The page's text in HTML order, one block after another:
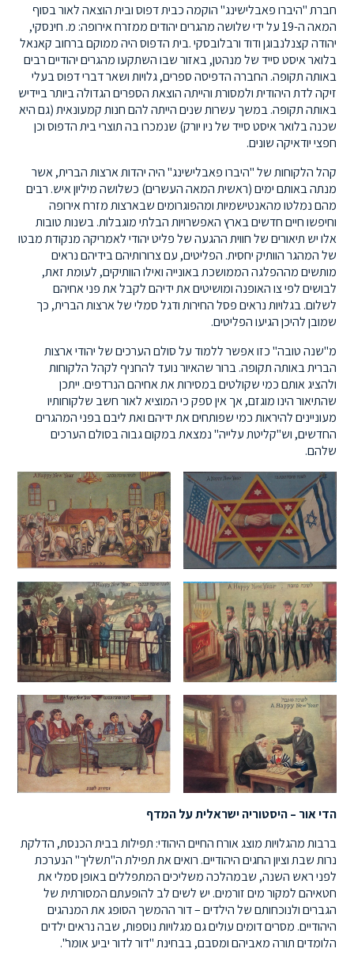
חברת "היברו פאבלישינג" הוקמה כבית דפוס ובית הוצאה לאור בסוף
המאה ה-19 על ידי שלושה מהגרים יהודים ממזרח אירופה: מ. חינסקי,
יהודה קצנלנבוגן ודוד ורבלובסקי .בית הדפוס היה ממוקם ברחוב קאנאל
בלואר איסט סייד של מנהטן, באזור שבו השתקעו מהגרים יהודיים רבים
באותה תקופה. החברה הדפיסה ספרים, גלויות ושאר דברי דפוס בעלי
זיקה לדת היהודית ולמסורת והייתה הוצאת הספרים הגדולה ביותר ביידיש
באותה תקופה. במשך עשרות שנים הייתה להם חנות קמעונאית (גם היא
שכנה בלואר איסט סייד של ניו יורק) שנמכרו בה תוצרי בית הדפוס וכן
חפצי יודאיקה שונים.
קהל הלקוחות של "היברו פאבלישינג" היה יהדות ארצות הברית, אשר
מנתה באותם ימים (ראשית המאה העשרים) כשלושה מיליון איש. רבים
מהם נמלטו מהאנטישמיות ומהפוגרומים שבארצות מזרח אירופה
וחיפשו חיים חדשים בארץ האפשרויות הבלתי מוגבלות. בשנות טובות
אלו יש תיאורים של חווית ההגעה של פליט יהודי לאמריקה מנקודת מבטו
של המהגר הוותיק יחסית. הפליטים, עם צרורותיהם בידיהם נראים
מותשים מההפלגה הממושכת באונייה ואילו הוותיקים, לעומת זאת,
לבושים לפי צו האופנה ומושיטים את ידיהם לקבל את פני אחיהם
לשלום. בגלויות נראים פסל החירות ודגל סמלי של ארצות הברית, כך
שמובן להיכן הגיעו הפליטים.
מ"שנה טובה" כזו אפשר ללמוד על סולם הערכים של יהודי ארצות
הברית באותה תקופה. ברור שהאיור נועד להחניף לקהל הלקוחות
ולהציג אותם כמי שקולטים במסירות את אחיהם הנרדפים. ייתכן
שהתיאור הינו מוגזם, אך אין ספק כי המוציא לאור חשב שלקוחותיו
מעוניינים להיראות כמי שפותחים את ידיהם ואת ליבם בפני המהגרים
החדשים, וש"קליטת עלייה" נמצאת במקום גבוה בסולם הערכים
שלהם.
הדי אור – היסטוריה ישראלית על המדף
ברבות מהגלויות מוצג אורח החיים היהודי: תפילות בבית הכנסת, הדלקת
נרות שבת וציון החגים היהודיים. רואים את תפילת ה"תשליך" הנערכת
לפני ראש השנה, שבמהלכה משליכים המתפללים באופן סמלי את
חטאיהם למקור מים זורמים. יש לשים לב להופעתם המסורתית של
הגברים ולנוכחותם של הילדים – דור ההמשך הסופג את המנהגים
היהודיים. מסרים דומים עולים גם מגלויות נוספות, שבה נראים ילדים
הלומדים תורה מאביהם ומסבם, בבחינת "דור לדור יביע אומר".